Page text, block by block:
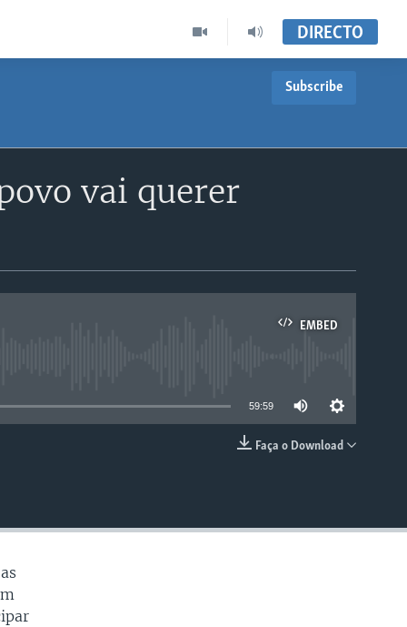
DIRECTO
Subscribe
vai querer
EMBED
59:59
Faça o Download